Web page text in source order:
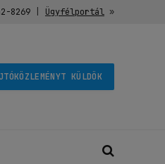
8269| Ügyfélportál»
KÜLDÖK